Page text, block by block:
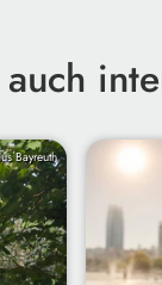
Bayreuth